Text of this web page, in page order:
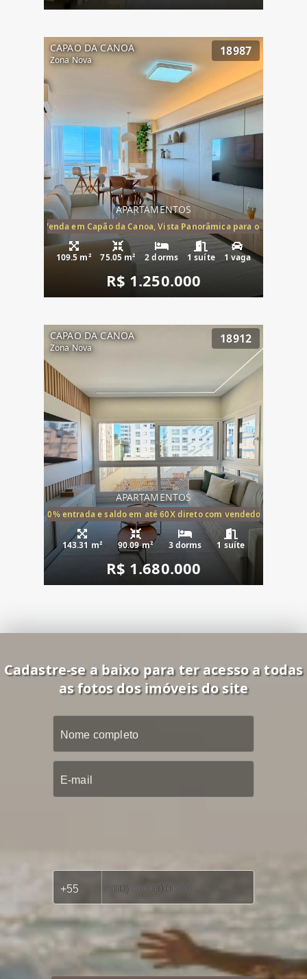
CAPAO DA CANOA
Zona Nova
18987
APARTAMENTOS
Mar à Venda em Capão da Canoa, Vista Panorâmica para o Mar, 2
109.5 m² 75.05 m² 2 dorms 1 suíte 1 vaga
R$ 1.250.000
CAPAO DA CANOA
Zona Nova
18912
APARTAMENTOS
20% entrada e saldo em até 60X direto com vendedor
143.31 m² 90.09 m² 3 dorms 1 suíte
R$ 1.680.000
Cadastre-se a baixo para ter acesso a todas
as fotos dos imóveis do site